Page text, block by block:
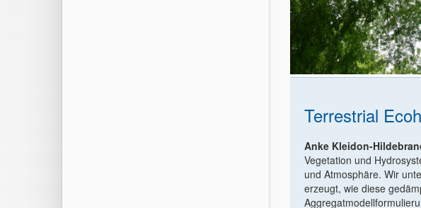
Terrestrial
Anke Kleidon-
Vegetation und
und Atmosphäre. Wir
erzeugt, wie diese